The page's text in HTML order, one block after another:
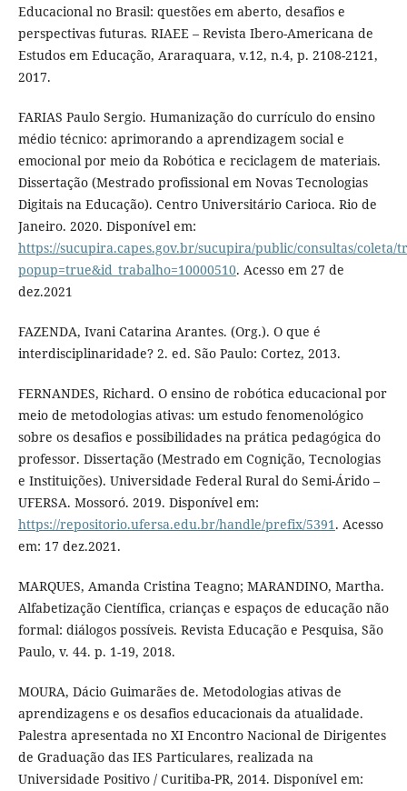
Educacional no Brasil: questões em aberto, desafios e
perspectivas futuras. RIAEE – Revista Ibero-Americana de
Estudos em Educação, Araraquara, v.12, n.4, p. 2108-2121,
2017.
FARIAS Paulo Sergio. Humanização do currículo do ensino
médio técnico: aprimorando a aprendizagem social e
emocional por meio da Robótica e reciclagem de materiais.
Dissertação (Mestrado profissional em Novas Tecnologias
Digitais na Educação). Centro Universitário Carioca. Rio de
Janeiro. 2020. Disponível em:
https://sucupira.capes.gov.br/sucupira/public/consultas/coleta/
popup=true&id_trabalho=10000510. Acesso em 27 de
dez.2021
FAZENDA, Ivani Catarina Arantes. (Org.). O que é
interdisciplinaridade? 2. ed. São Paulo: Cortez, 2013.
FERNANDES, Richard. O ensino de robótica educacional por
meio de metodologias ativas: um estudo fenomenológico
sobre os desafios e possibilidades na prática pedagógica do
professor. Dissertação (Mestrado em Cognição, Tecnologias
e Instituições). Universidade Federal Rural do Semi-Árido –
UFERSA. Mossoró. 2019. Disponível em:
https://repositorio.ufersa.edu.br/handle/prefix/5391. Acesso
em: 17 dez.2021.
MARQUES, Amanda Cristina Teagno; MARANDINO, Martha.
Alfabetização Científica, crianças e espaços de educação não
formal: diálogos possíveis. Revista Educação e Pesquisa, São
Paulo, v. 44. p. 1-19, 2018.
MOURA, Dácio Guimarães de. Metodologias ativas de
aprendizagens e os desafios educacionais da atualidade.
Palestra apresentada no XI Encontro Nacional de Dirigentes
de Graduação das IES Particulares, realizada na
Universidade Positivo / Curitiba-PR, 2014. Disponível em: